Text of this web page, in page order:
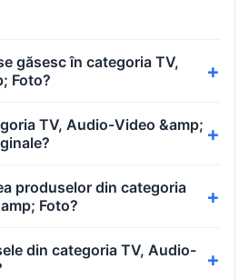
găsesc în categoria TV,
Foto?
TV, Audio-Video &amp;
produselor din categoria
Foto?
din categoria TV, Audio-